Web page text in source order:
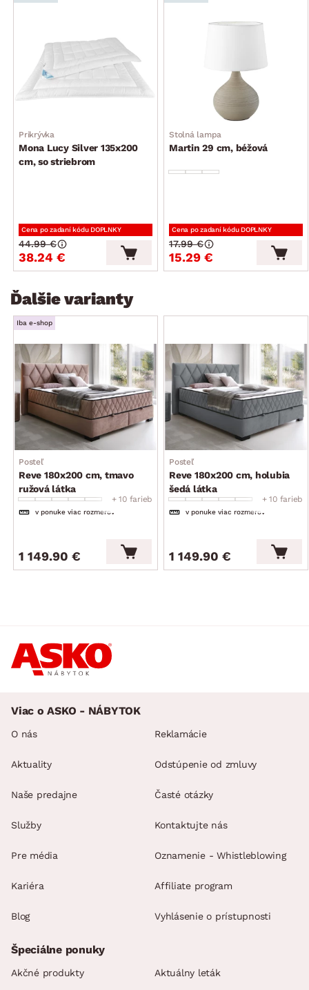
zabudovaný rošt (drevený rám, drevovláknitá doska)
2 x matrac typ Fresche – voľne uložený (2 x matrac
o rozmere 90×200 cm, spojený v 1 poťahu, obojstranný –
mäkšia/tuhšia strana, kvalitné jadro: komfortné taštičkové
pružiny + 1 x kokosová vrstva + studená HR pena, 9-zónové
jadro dokonale rozloží váhu celého tela a poskytne
optimálnu oporu na spanie, studená pena – vysoko odolná
a zároveň pružná, vysoko vzdušná a zaisťuje optimálny
odvod tepla, stupeň tuhosti – 2 nižšie stredné/3 stredné
ložnej plochy – lepšie odoláva baktériám, matrac voľne
uložený na rošt – možnosť do budúcna kedykoľvek meniť
podľa vlastných potrieb)
výška lôžka: cca 59 cm
mechanizmus, plynové piesty, prístup z prednej strany
postele)
luxusná optika
stabilná konštrukcia
kvalitné spracovanie
bez vyobrazenej deky, vankúšov a lôžkovín
dodávané v čiastočnom demonte
Prikrývka
Mona Lucy Silver 135x200
cm, so striebrom
Cena po zadaní kódu DOPLNKY
38.24 €
44.99 €
Stolná lampa
Martin 29 cm, béžová
Cena po zadaní kódu DOPLNKY
15.29 €
17.99 €
Ďalšie varianty
Iba e-shop
Posteľ
Reve 180x200 cm, tmavo
ružová látka
+ 10 farieb
v ponuke viac rozmerov
1 149.90 €
Posteľ
Reve 180x200 cm, holubia
šedá látka
+ 10 farieb
v ponuke viac rozmerov
1 149.90 €
Viac o ASKO - NÁBYTOK
O nás
Aktuality
Naše predajne
Služby
Pre média
Kariéra
Blog
Reklamácie
Odstúpenie od zmluvy
Časté otázky
Kontaktujte nás
Oznamenie - Whistleblowing
Affiliate program
Vyhlásenie o prístupnosti
Špeciálne ponuky
Akčné produkty Aktuálny leták